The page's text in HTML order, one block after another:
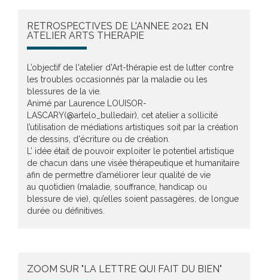
RETROSPECTIVES DE L'ANNEE 2021 EN
ATELIER ARTS THERAPIE
L’objectif de l'atelier d'Art-thérapie est de lutter contre
les troubles occasionnés par la maladie ou les
blessures de la vie.
Animé par Laurence LOUISOR-
LASCARY(@artelo_bulledair), cet atelier a sollicité
l’utilisation de médiations artistiques soit par la création
de dessins, d'écriture ou de création.
L’ idée était de pouvoir exploiter le potentiel artistique
de chacun dans une visée thérapeutique et humanitaire
afin de permettre d’améliorer leur qualité de vie
au quotidien (maladie, souffrance, handicap ou
blessure de vie), qu’elles soient passagères, de longue
durée ou définitives.
ZOOM SUR "LA LETTRE QUI FAIT DU BIEN"